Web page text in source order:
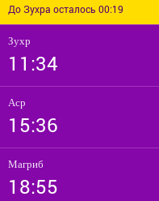
До Зухра осталось 00:19
Зухр
11:34
Аср
15:36
Магриб
18:55